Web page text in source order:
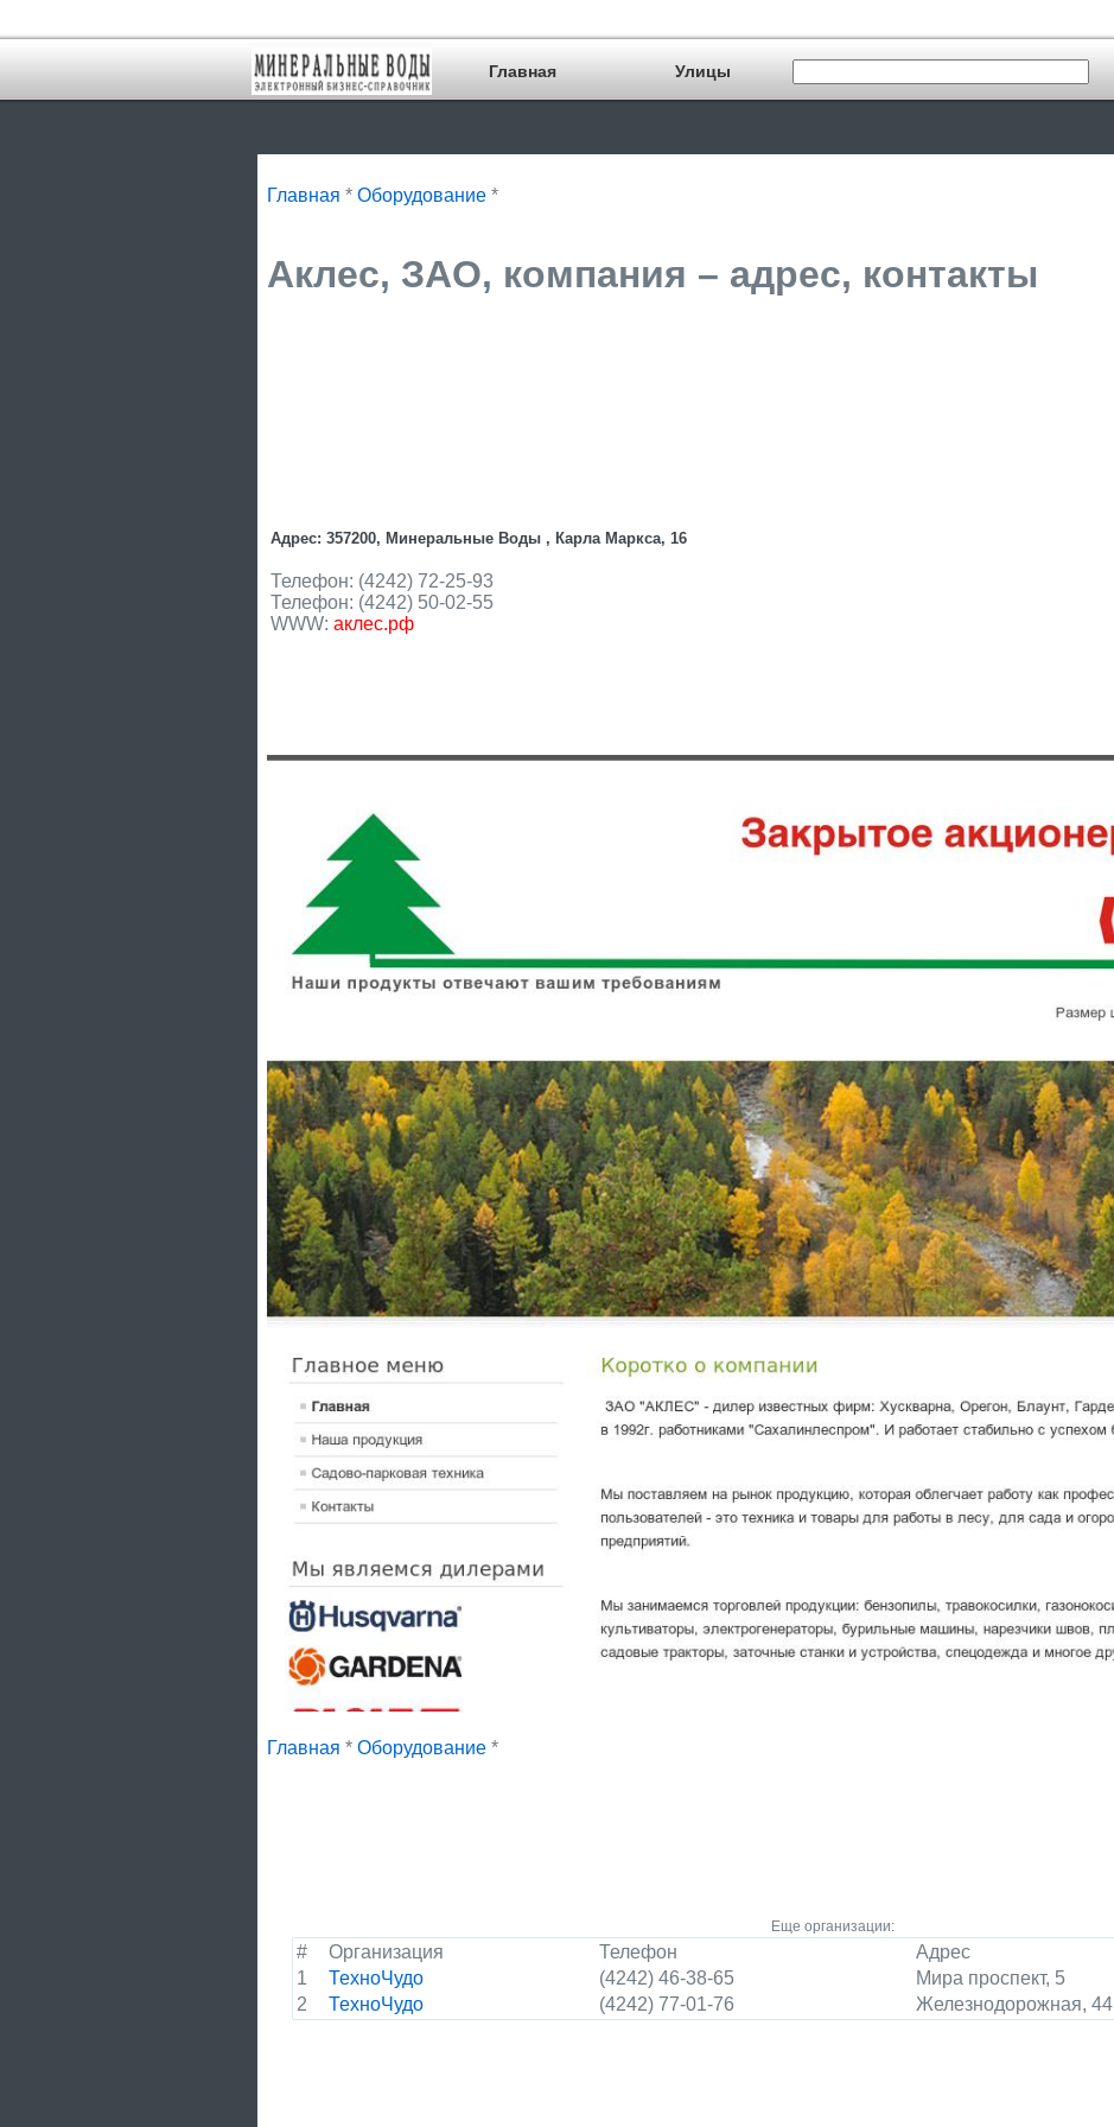
Главная Улицы
Главная * Оборудование *
Аклес, ЗАО, компания – адрес, контакты
Адрес: 357200, Минеральные Воды , Карла Маркса, 16
Телефон: (4242) 72-25-93
Телефон: (4242) 50-02-55
WWW: аклес.рф
Главная * Оборудование *
Еще организации:
# Организация Телефон
Адрес
1
ТехноЧудо (4242) 46-38-65
Мира проспект, 5
2
ТехноЧудо (4242) 77-01-76 Железнодорожная, 44